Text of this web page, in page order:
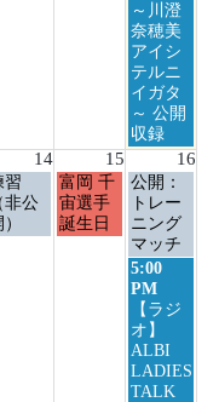
～川澄
奈穂美
アイシ
テルニ
イガタ
～ 公開
収録
14 15 16
,
習
非公
土
曜
日,
富岡 千
宙選手
誕生日
日
曜
日,
8
月
16th
2026
公開：
トレー
ニング
マッチ
日
曜
日,
8
月
16th
2026
5:00
PM
【ラジ
オ】
ALBI
LADIES
TALK